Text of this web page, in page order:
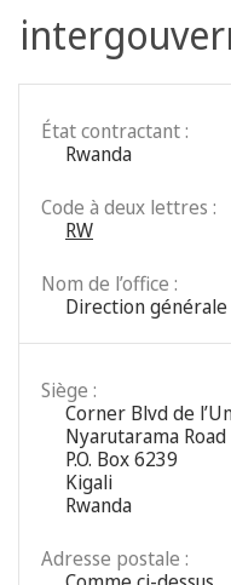
État contractant :
Rwanda
Code à deux lettres :
RW
Nom de l’office :
Direction générale
Siège :
Corner Blvd de
Nyarutarama Road
P.O. Box 6239
Kigali
Rwanda
Adresse postale :